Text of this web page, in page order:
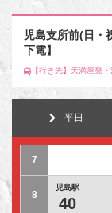
児島支所前(日・
下電】
【行き先】天満屋発
平日
7
8
児島駅
40